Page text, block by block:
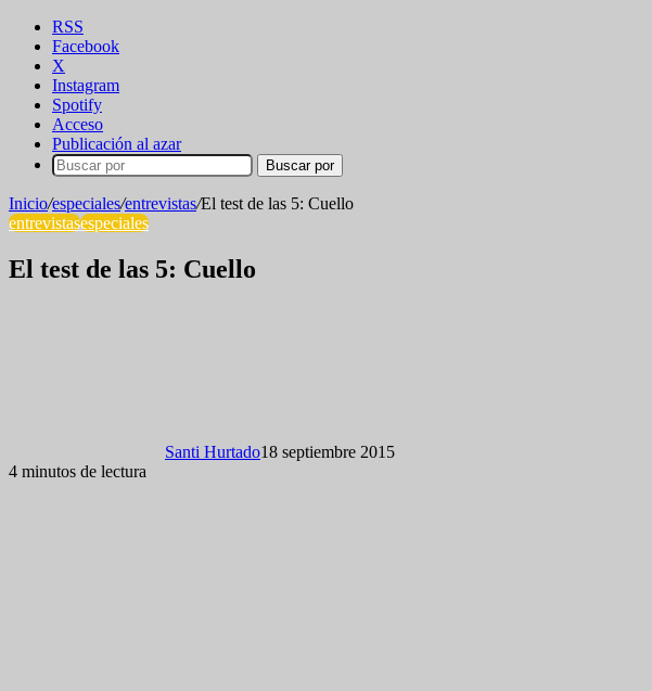
RSS
Facebook
X
Instagram
Spotify
Acceso
Publicación al azar
Buscar por
Inicio/especiales/entrevistas/El test de las 5: Cuello
entrevistasespeciales
El test de las 5: Cuello
Santi Hurtado18 septiembre 2015
4 minutos de lectura